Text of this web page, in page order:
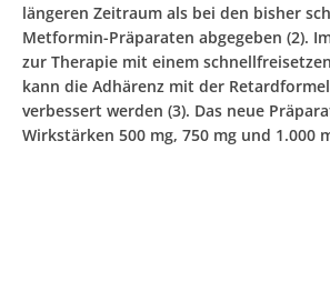
längeren Zeitraum als bei den bisher
Metformin-Präparaten abgegeben (2).
zur Therapie mit einem
kann die Adhärenz mit der
verbessert werden (3). Das neue
Wirkstärken 500 mg, 750 mg und 1.000